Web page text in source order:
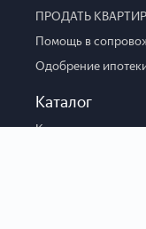
ПРОДАТЬ
Помощь в
Одобрение
Каталог
Каталог